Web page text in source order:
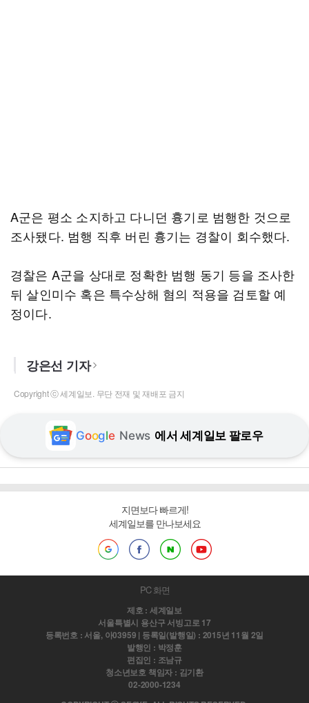
A군은 평소 소지하고 다니던 흉기로 범행한 것으로
조사됐다. 범행 직후 버린 흉기는 경찰이 회수했다.
경찰은 A군을 상대로 정확한 범행 동기 등을 조사한
뒤 살인미수 혹은 특수상해 혐의 적용을 검토할 예
정이다.
강은선 기자
Copyright ⓒ 세계일보. 무단 전재 및 재배포 금지
Google News 에서 세계일보 팔로우
지면보다 빠르게!
세계일보를 만나보세요
PC 화면
제호 : 세계일보
서울특별시 용산구 서빙고로 17
등록번호 : 서울, 아03959 | 등록일(발행일) : 2015년 11월 2일
발행인 : 박정훈
편집인 : 조남규
청소년보호 책임자 : 김기환
02-2000-1234